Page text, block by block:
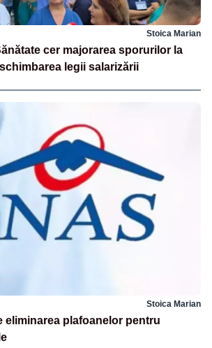
Stoica Marian
cer majorarea sporurilor la
legii salarizării
Stoica Marian
eliminarea plafoanelor pentru